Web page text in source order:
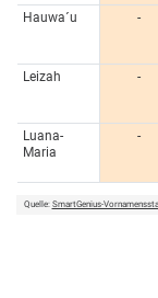
Hauwa´u
-
Leizah
-
Luana-
Maria
-
Quelle: SmartGenius-